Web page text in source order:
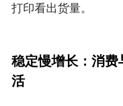
打印看出货量。
稳定慢增长：消
活